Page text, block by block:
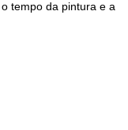
tempo da pintura e a